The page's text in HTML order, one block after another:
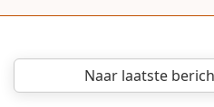
Naar laatste